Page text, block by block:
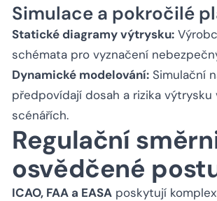
Simulace a pokročilé
Statické diagramy výtrysku:
schémata pro vyznačení
Dynamické modelování: Simulační
předpovídají dosah a rizika výtrysku
scénářích.
Regulační
osvědčené
ICAO, FAA a EASA poskytují